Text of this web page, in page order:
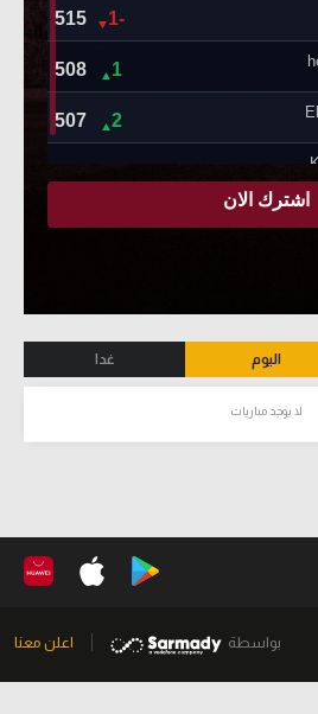
اليوم غدا
لا يوجد مباريات
بواسطة اعلن معنا